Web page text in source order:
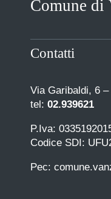
Comune di
Contatti
Via Garibaldi, 6
tel: 02.939621
P.Iva:
Codice SDI:
Pec: